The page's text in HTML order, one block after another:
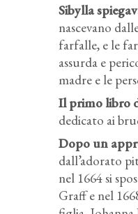
Sibylla
nascevano
farfalle, e le
assurda e
madre e le
Il primo libro
dedicato ai
Dopo un
dall’adorato
nel 1664 si
Graff e nel